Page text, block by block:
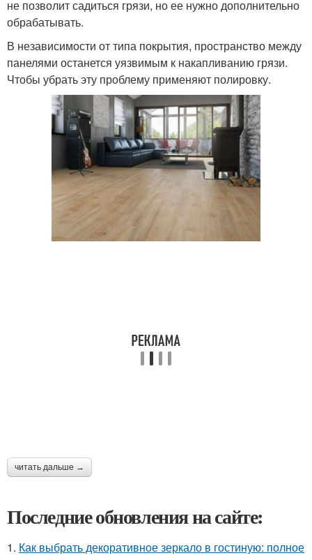
не позволит садиться грязи, но ее нужно дополнительно
обрабатывать.
В независимости от типа покрытия, пространство между
панелями останется уязвимым к накапливанию грязи.
Чтобы убрать эту проблему применяют полировку.
читать дальше →
Последние обновления на сайте:
1. Как выбрать декоративное зеркало в гостиную: полное